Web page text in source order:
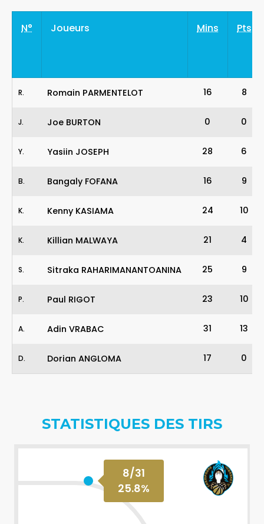
N° Joueurs Mins Pts
Romain PARMENTELOT
R. 16 8
Joe BURTON
J. 0 0
Yasiin JOSEPH
Y. 28 6
Bangaly FOFANA
B. 16 9
Kenny KASIAMA
K. 24 10
Killian MALWAYA
K. 21 4
Sitraka RAHARIMANANTOANINA
S. 25 9
Paul RIGOT
P. 23 10
Adin VRABAC
A. 31 13
Dorian ANGLOMA
D. 17 0
STATISTIQUES DES TIRS
8/31
25.8%